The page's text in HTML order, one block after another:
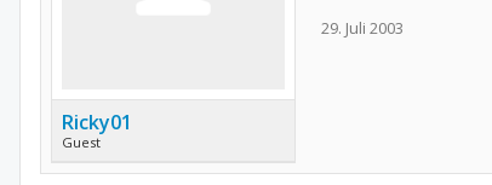
Ricky01
Guest
29. Juli 2003